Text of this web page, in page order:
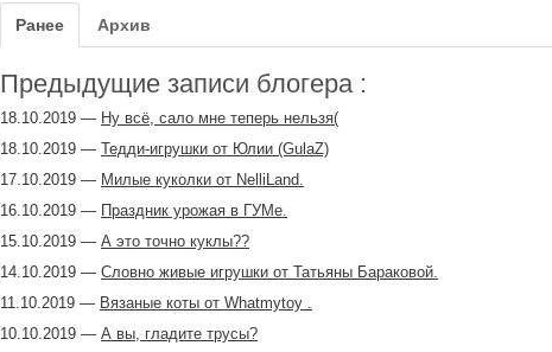
Ранее Архив
Предыдущие записи блогера :
18.10.2019 — Ну всё, сало мне теперь нельзя(
18.10.2019 — Тедди-игрушки от Юлии (GulaZ)
17.10.2019 — Милые куколки от NelliLand.
16.10.2019 — Праздник урожая в ГУМе.
15.10.2019 — А это точно куклы??
14.10.2019 — Словно живые игрушки от Татьяны Бараковой.
11.10.2019 — Вязаные коты от Whatmytoy .
10.10.2019 — А вы, гладите трусы?